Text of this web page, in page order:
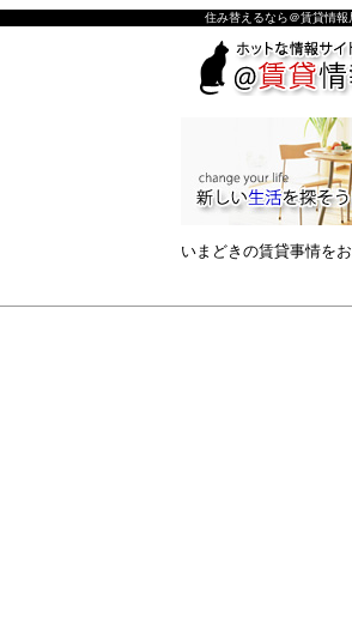
住み替えるなら＠賃貸情報
いまどきの賃貸事情をお